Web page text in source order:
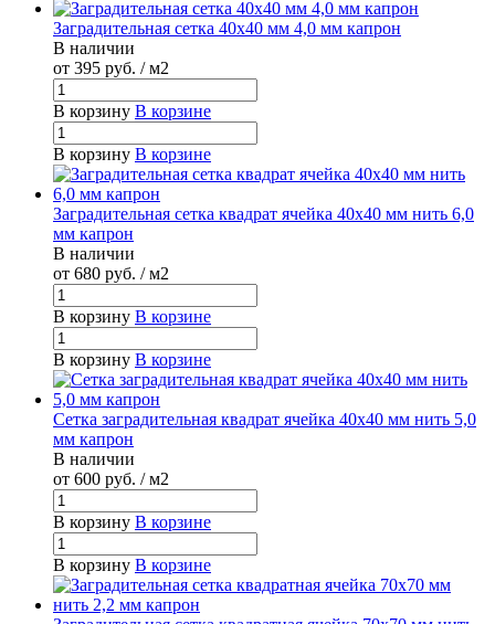
Заградительная сетка 40х40 мм 4,0 мм капрон
В наличии
от 395 руб. / м2
В корзину В корзине
В корзину В корзине
Заградительная сетка квадрат ячейка 40х40 мм нить 6,0
мм капрон
В наличии
от 680 руб. / м2
В корзину В корзине
В корзину В корзине
Сетка заградительная квадрат ячейка 40х40 мм нить 5,0
мм капрон
В наличии
от 600 руб. / м2
В корзину В корзине
В корзину В корзине